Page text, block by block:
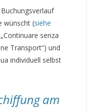
wünscht (siehe
senza
Transport“) und
individuell selbst
am